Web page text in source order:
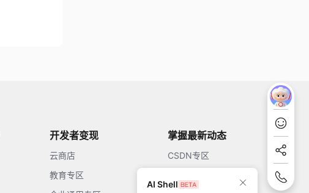
AI Shell
开发者变现
云商店
教育专区
掌握最新动态
CSDN专区